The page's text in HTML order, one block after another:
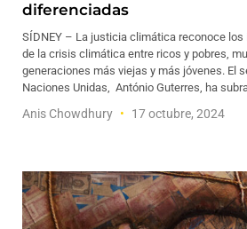
diferenciadas
SÍDNEY – La justicia climática reconoce
de la crisis climática entre ricos y pobres,
generaciones más viejas y más jóvenes. El
Naciones Unidas, António Guterres, ha
Anis Chowdhury 17 octubre, 2024